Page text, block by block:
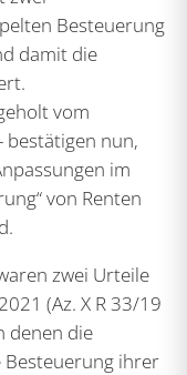
Besteuerung
damit die
vom
bestätigen nun,
im
von Renten
zwei Urteile
(Az. X R 33/19
denen die
Besteuerung ihrer